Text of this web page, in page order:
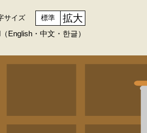
サイズ 標準 拡大
English・中文・한글）